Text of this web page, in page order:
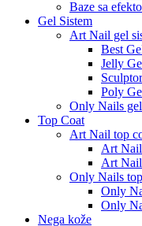
Baze sa
Gel Sistem
Art Nail gel
Best
Jelly
Poly
Only Nails
Top Coat
Art Nail top
Art
Art Nail
Only Nails
Only
Only
Nega kože